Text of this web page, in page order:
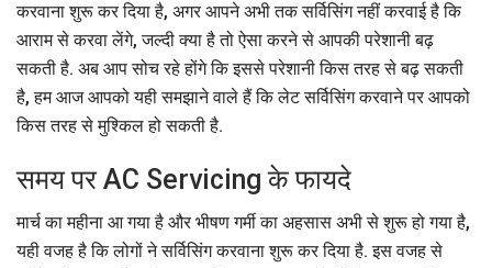
करवाना शुरू कर दिया है, अगर आपने अभी तक सर्विसिंग नहीं करवाई है कि
आराम से करवा लेंगे, जल्दी क्या है तो ऐसा करने से आपकी परेशानी बढ़
सकती है. अब आप सोच रहे होंगे कि इससे परेशानी किस तरह से बढ़ सकती
है, हम आज आपको यही समझाने वाले हैं कि लेट सर्विसिंग करवाने पर आपको
किस तरह से मुश्किल हो सकती है.
समय पर AC Servicing के फायदे
मार्च का महीना आ गया है और भीषण गर्मी का अहसास अभी से शुरू हो गया है,
यही वजह है कि लोगों ने सर्विसिंग करवाना शुरू कर दिया है. इस वजह से